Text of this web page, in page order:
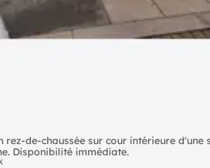
rez-de-chaussée sur cour intérieure
Disponibilité immédiate.